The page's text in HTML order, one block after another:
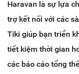
Haravan là sự lựa
trợ kết nối với các
Tiki giúp bạn triển
tiết kiệm thời gian
các báo cáo tổng